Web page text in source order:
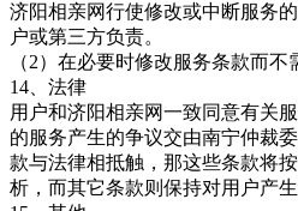
济阳相亲网行使修改或中断服务
户或第三方负责。
（2）在必要时修改服务条款而不
14、法律
用户和济阳相亲网一致同意有关
的服务产生的争议交由南宁仲裁
款与法律相抵触，那这些条款将
析，而其它条款则保持对用户产生